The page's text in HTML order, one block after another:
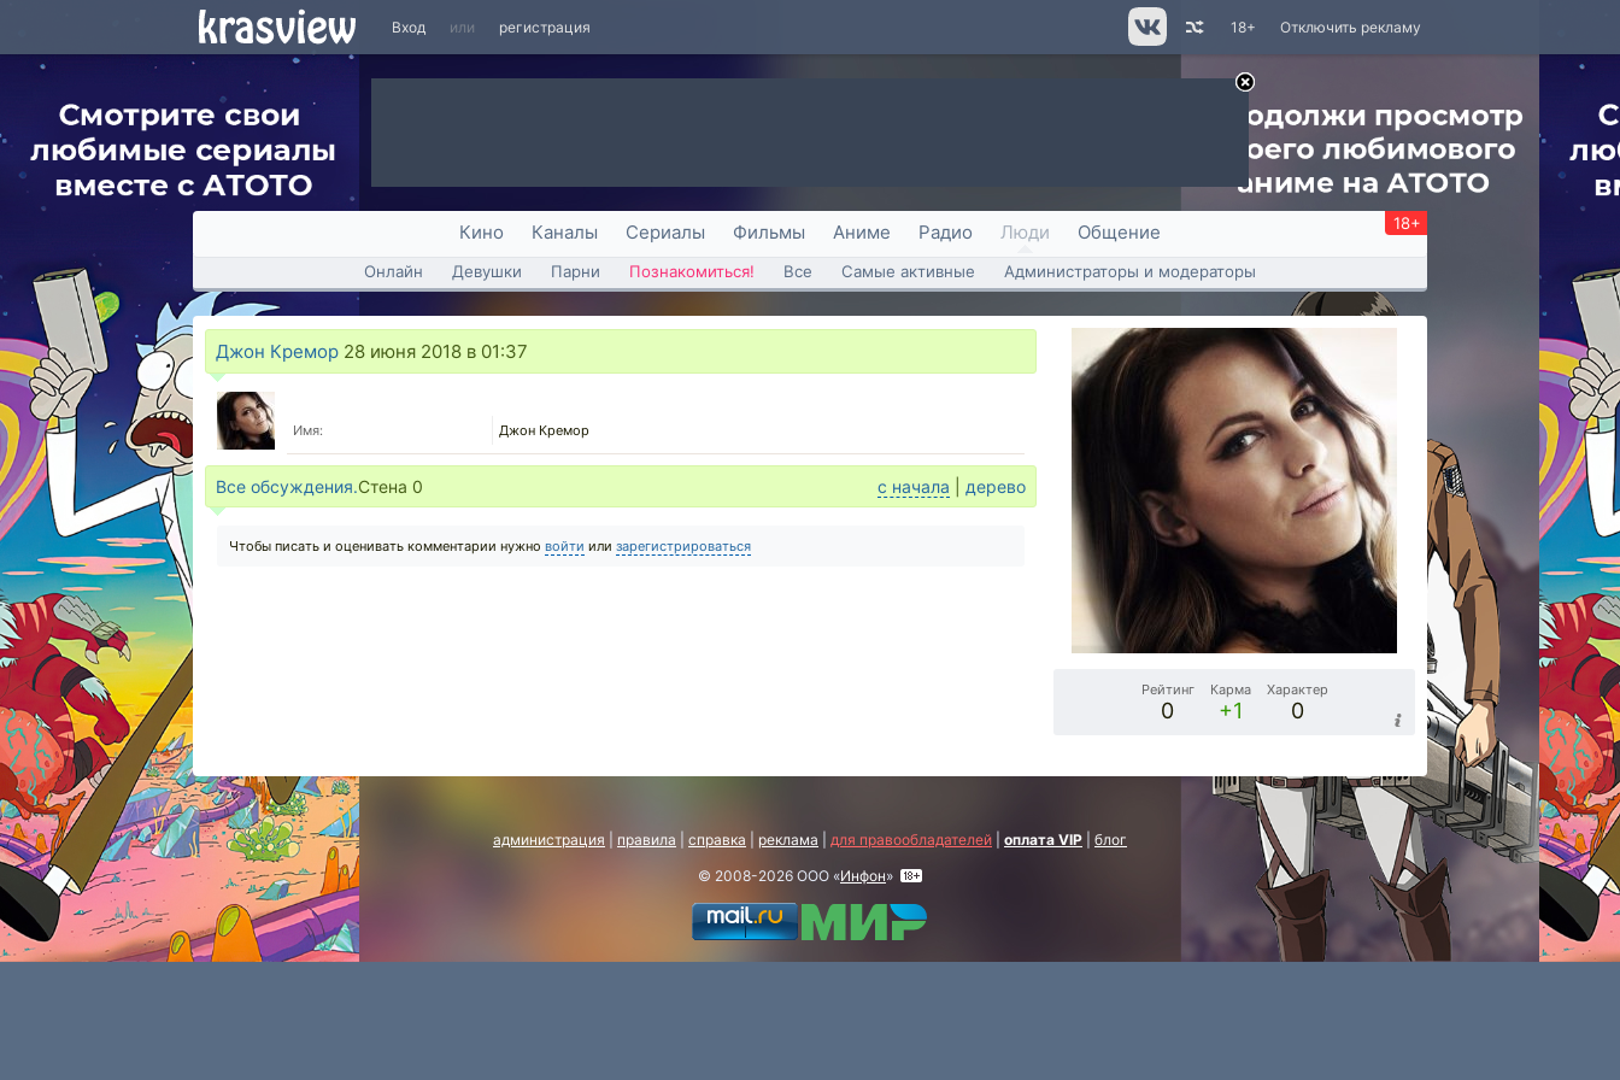
Вход или регистрация Отключить рекламу
18+
Кино Каналы Сериалы Фильмы Аниме Радио Люди Общение 18+
Онлайн Девушки Парни Познакомиться! Все Самые активные Администраторы и модераторы
Джон Кремор 28 июня 2018 в 01:37
Имя: Джон Кремор
Все обсуждения.Стена 0 с начала дерево
Чтобы писать и оценивать комментарии нужно войти или зарегистрироваться
Рейтинг
0
Карма
+1
Характер
0
администрация правила справка реклама для правообладателей оплата VIP
блог
© 2008-2026 ООО «Инфон»